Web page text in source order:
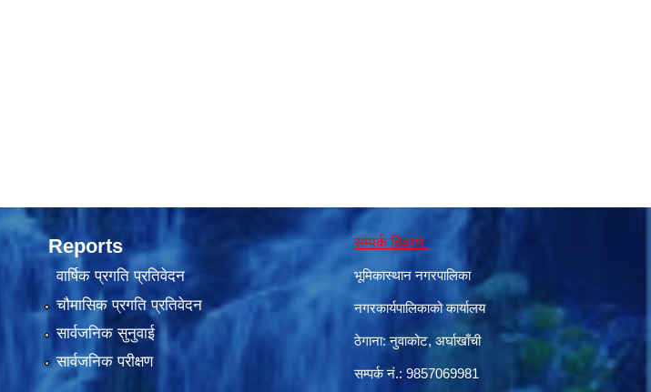
Reports
वार्षिक प्रगति प्रतिवेदन
चौमासिक प्रगति प्रतिवेदन
सार्वजनिक सुनुवाई
सार्वजनिक परीक्षण
सम्पर्क विवरण
भूमिकास्थान नगरपालिका
नगरकार्यपालिकाको कार्यालय
ठेगाना: नुवाकोट, अर्घाखाँची
सम्पर्क नं.: 9857069981